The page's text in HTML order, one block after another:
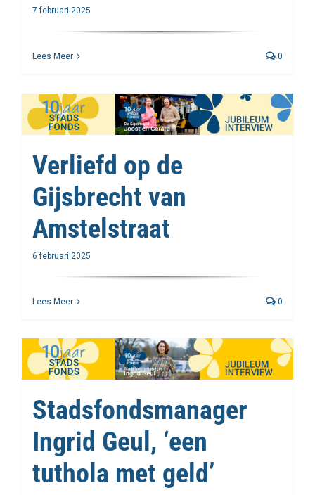
7 februari 2025
Lees Meer 0
Verliefd op de
Gijsbrecht van
Amstelstraat
6 februari 2025
Lees Meer 0
Stadsfondsmanager
Ingrid Geul, ‘een
tuthola met geld’